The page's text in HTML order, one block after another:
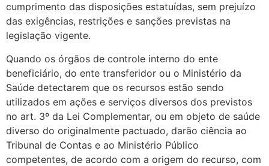
cumprimento das disposições estatuídas, sem prejuízo
das exigências, restrições e sanções previstas na
legislação vigente.
Quando os órgãos de controle interno do ente
beneficiário, do ente transferidor ou o Ministério da
Saúde detectarem que os recursos estão sendo
utilizados em ações e serviços diversos dos previstos
no art. 3º da Lei Complementar, ou em objeto de saúde
diverso do originalmente pactuado, darão ciência ao
Tribunal de Contas e ao Ministério Público
competentes, de acordo com a origem do recurso, com